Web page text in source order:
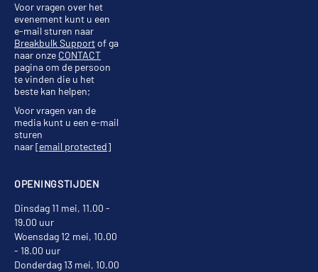
OPENINGSTIJDEN
Dinsdag 11 mei, 11.00 -
19.00 uur
Woensdag 12 mei, 10.00
- 18.00 uur
Donderdag 13 mei, 10.00
Voor vragen over het
evenement kunt u een
e-mail sturen naar
Breakbulk Supportof ga
naar onze CONTACT
pagina om de persoon
te vinden die u het
beste kan helpen;
Voor vragen van de
media kunt u een e-mail
sturen
naar[email protected]